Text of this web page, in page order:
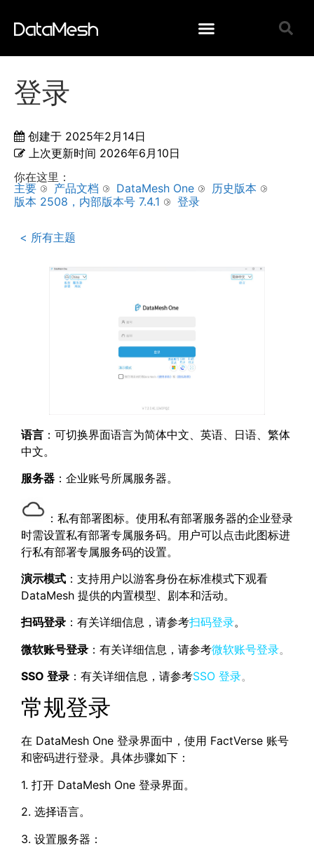
登录
创建于 2025年2月14日
上次更新时间 2026年6月10日
你在这里：
主要
产品文档 DataMesh One
历史版本
版本 2508，内部版本号 7.4.1
登录
< 所有主题
语言 ：可切换界面语言为简体中文、英语、日语、繁体
中文。
服务器 ：企业账号所属服务器。
：私有部署图标。使用私有部署服务器的企业登录
时需设置私有部署专属服务码。用户可以点击此图标进
行私有部署专属服务码的设置。
演示模式 ：支持用户以游客身份在标准模式下观看
DataMesh 提供的内置模型、剧本和活动。
扫码登录 ：有关详细信息，请参考扫码登录。
微软账号登录 ：有关详细信息，请参考微软账号登录。
SSO 登录 ：有关详细信息，请参考SSO 登录。
常规登录
在 DataMesh One 登录界面中，使用 FactVerse 账号
和密码进行登录。具体步骤如下：
1. 打开 DataMesh One 登录界面。
2. 选择语言。
3. 设置服务器：